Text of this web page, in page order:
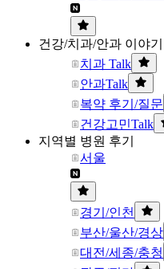
건강/치과/안과 이야기
치과 Talk
안과Talk
복약 후기/질문
건강고민Talk
지역별 병원 후기
서울
경기/인천
부산/울산/경상
대전/세종/충청